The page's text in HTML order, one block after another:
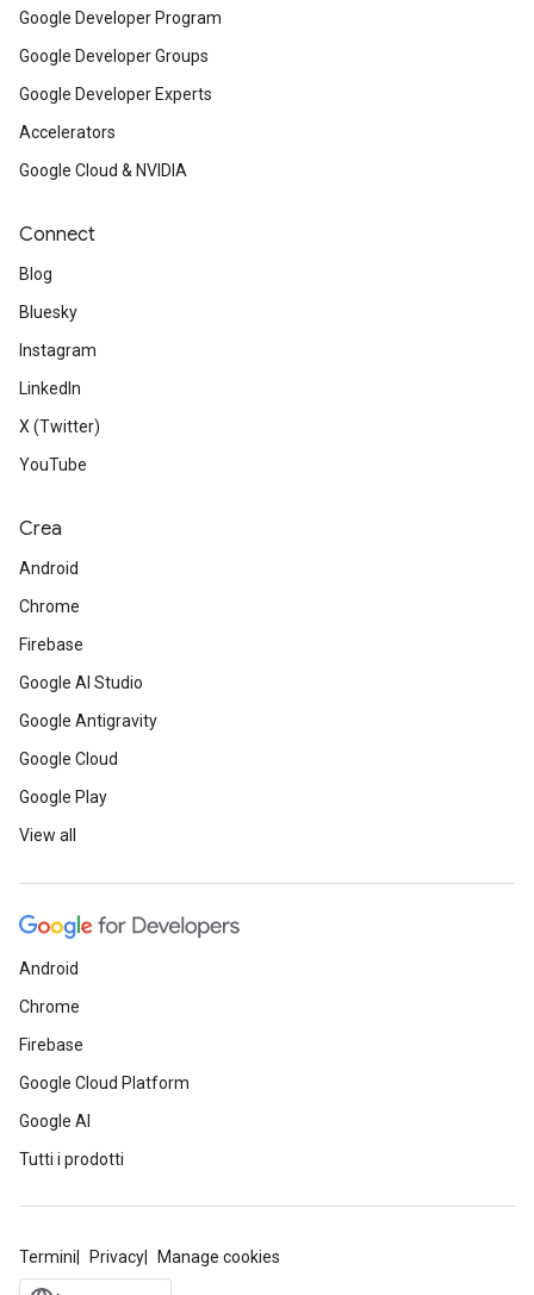
Google Developer Program
Google Developer Groups
Google Developer Experts
Accelerators
Google Cloud & NVIDIA
Connect
Blog
Bluesky
Instagram
LinkedIn
X (Twitter)
YouTube
Crea
Android
Chrome
Firebase
Google AI Studio
Google Antigravity
Google Cloud
Google Play
View all
Android
Chrome
Firebase
Google Cloud Platform
Google AI
Tutti i prodotti
Termini Privacy Manage cookies